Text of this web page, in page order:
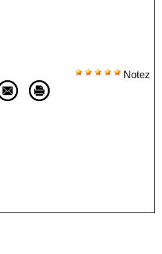
Notez